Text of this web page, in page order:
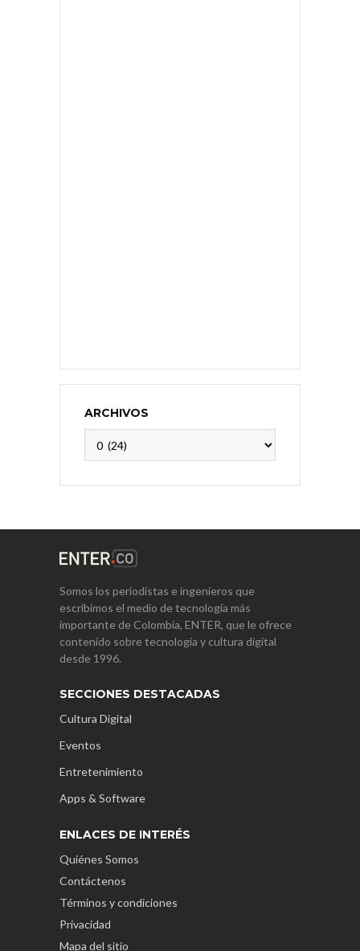
ARCHIVOS
Somos los periodistas e ingenieros que
escribimos el medio de tecnología más
importante de Colombia, ENTER, que le ofrece
contenido sobre tecnología y cultura digital
desde 1996.
SECCIONES DESTACADAS
Cultura Digital
Eventos
Entretenimiento
Apps & Software
ENLACES DE INTERÉS
Quiénes Somos
Contáctenos
Términos y condiciones
Privacidad
Mapa del sitio